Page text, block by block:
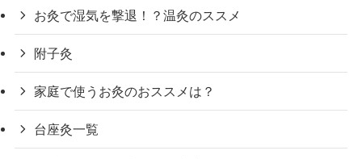
お灸で湿気を撃退！？温灸のススメ
附子灸
家庭で使うお灸のおススメは？
台座灸一覧